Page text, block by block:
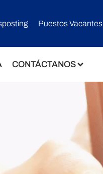
Puestos Vacantes
CONTÁCTANOS